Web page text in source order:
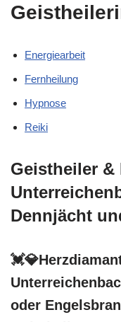
Energiearbeit
Fernheilung
Hypnose
Reiki
Geistheiler &
Dennjächt
oder